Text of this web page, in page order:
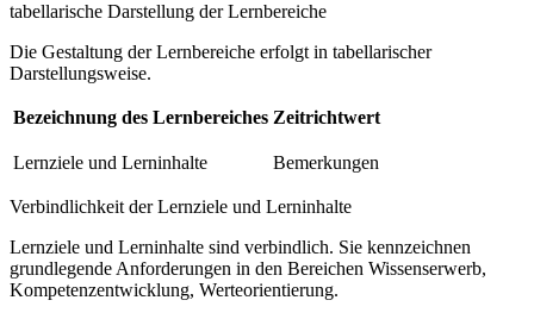
tabellarische Darstellung der Lernbereiche
Die Gestaltung der Lernbereiche erfolgt in tabellarischer
Darstellungsweise.
Bezeichnung des Lernbereiches Zeitrichtwert
Lernziele und Lerninhalte Bemerkungen
Verbindlichkeit der Lernziele und Lerninhalte
Lernziele und Lerninhalte sind verbindlich. Sie kennzeichnen
grundlegende Anforderungen in den Bereichen Wissenserwerb,
Kompetenzentwicklung, Werteorientierung.